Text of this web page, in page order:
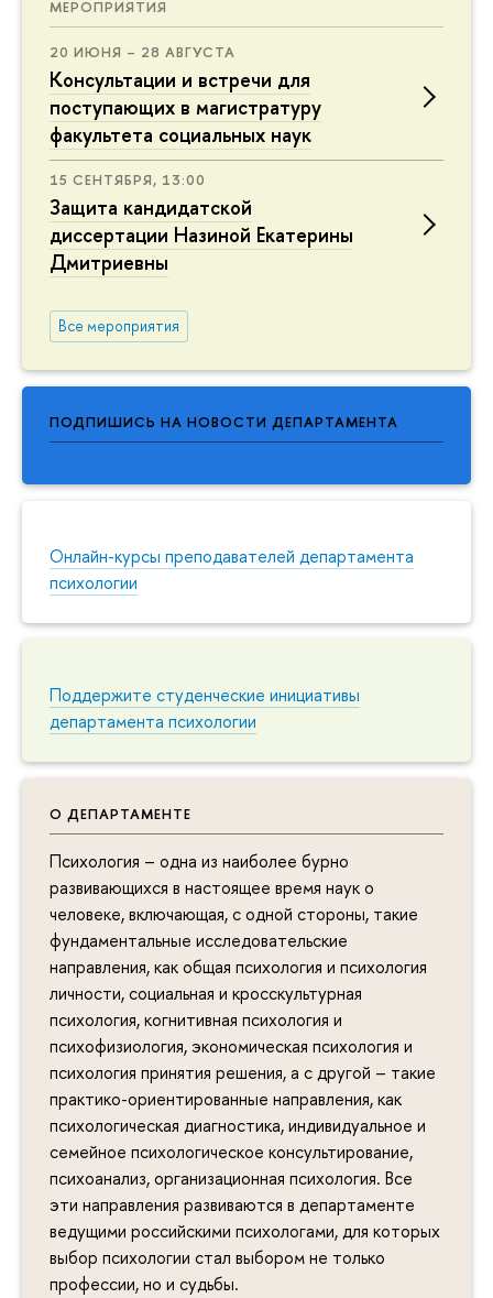
МЕРОПРИЯТИЯ
20 ИЮНЯ – 28 АВГУСТА
Консультации и встречи для
поступающих в магистратуру
факультета социальных наук
15 СЕНТЯБРЯ, 13:00
Защита кандидатской
диссертации Назиной Екатерины
Дмитриевны
Все мероприятия
ПОДПИШИСЬ НА НОВОСТИ ДЕПАРТАМЕНТА
Онлайн-курсы преподавателей департамента
психологии
Поддержите студенческие инициативы
департамента психологии
О ДЕПАРТАМЕНТЕ
Психология – одна из наиболее бурно
развивающихся в настоящее время наук о
человеке, включающая, с одной стороны, такие
фундаментальные исследовательские
направления, как общая психология и психология
личности, социальная и кросскультурная
психология, когнитивная психология и
психофизиология, экономическая психология и
психология принятия решения, а с другой – такие
практико-ориентированные направления, как
психологическая диагностика, индивидуальное и
семейное психологическое консультирование,
психоанализ, организационная психология. Все
эти направления развиваются в департаменте
ведущими российскими психологами, для которых
выбор психологии стал выбором не только
профессии, но и судьбы.